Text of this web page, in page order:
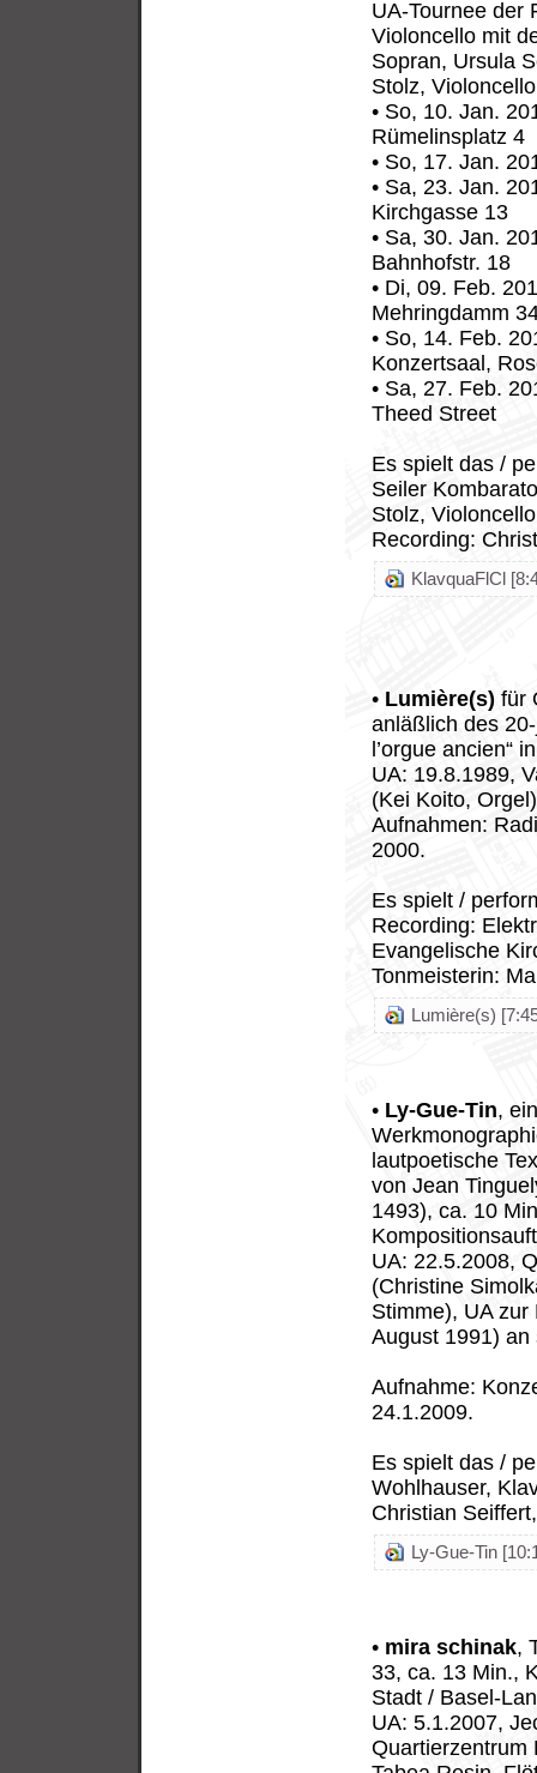
UA-Tournee der
Violoncello mit
Sopran, Ursula
Stolz,
• So, 10. Jan.
Rümelinsplatz 4
• So, 17. Jan.
• Sa, 23. Jan.
Kirchgasse 13
• Sa, 30. Jan.
Bahnhofstr. 18
• Di, 09. Feb.
Mehringdamm
• So, 14. Feb.
Konzertsaal,
• Sa, 27. Feb.
Theed Street
Es spielt das /
Seiler
Stolz,
Recording:
KlavquaFlCl
• Lumière(s) für
anläßlich des
l’orgue ancien“
UA: 19.8.1989,
(Kei Koito,
Aufnahmen:
2000.
Es spielt /
Recording:
Evangelische
Tonmeisterin:
Lumière(s)
• Ly-Gue-Tin,
lautpoetische
von Jean
1493), ca. 10
UA: 22.5.2008,
(Christine
Stimme), UA
August 1991)
Aufnahme:
24.1.2009.
Es spielt das /
Wohlhauser,
Christian
Ly-Gue-Tin
• mira schinak,
33, ca. 13 Min.,
Stadt / Basel-
UA: 5.1.2007,
Quartierzentrum